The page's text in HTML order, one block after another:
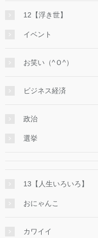
12【浮き世】
イベント
お笑い（^Ｏ^）
ビジネス経済
政治
選挙
13【人生いろいろ】
おにゃんこ
カワイイ